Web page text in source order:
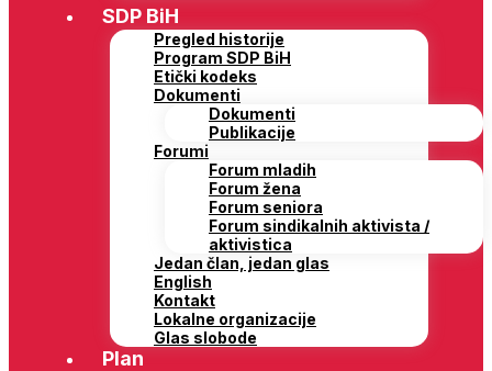
SDP BiH
Pregled historije
Program SDP BiH
Etički kodeks
Dokumenti
Dokumenti
Publikacije
Forumi
Forum mladih
Forum žena
Forum seniora
Forum sindikalnih aktivista /
aktivistica
Jedan član, jedan glas
English
Kontakt
Lokalne organizacije
Glas slobode
Plan